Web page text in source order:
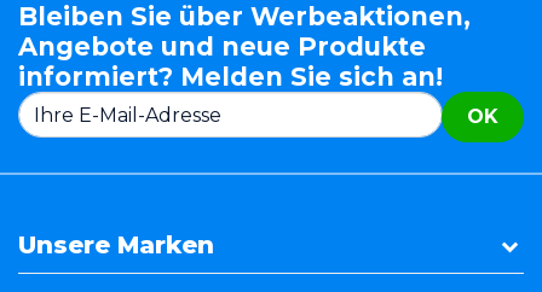
Bleiben Sie über Werbeaktionen,
Angebote und neue Produkte
informiert? Melden Sie sich an!
OK
Unsere Marken